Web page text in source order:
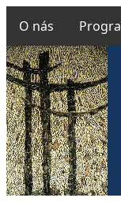
O nás